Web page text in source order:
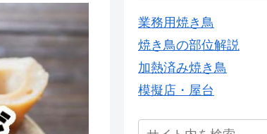
業務用焼き鳥
焼き鳥の部位解説
加熱済み焼き鳥
模擬店・屋台